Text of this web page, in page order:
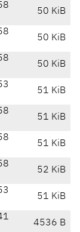
50 KiB
50 KiB
50 KiB
51 KiB
51 KiB
51 KiB
52 KiB
51 KiB
4536 B